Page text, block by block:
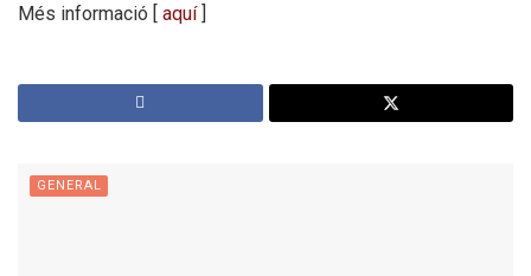
Més informació [ aquí]
GENERAL